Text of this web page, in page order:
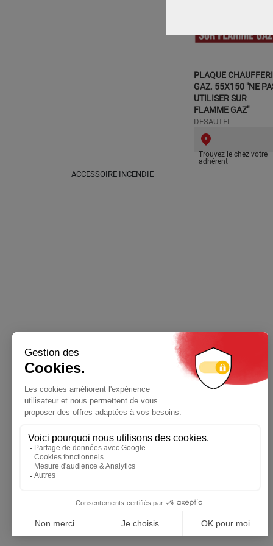
PLAQUE
GAZ. 55X150 "NE
UTILISER SUR
FLAMME GAZ"
DESAUTEL
Trouvez le chez votre
adhérent
ACCESSOIRE INCENDIE